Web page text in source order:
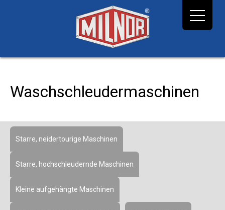
Waschschleudermaschinen
Starre, neidertourige Maschinen
Starre, hochschleudernde Maschinen
Kleine aufgehängte Maschinen